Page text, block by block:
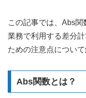
この記事では、Abs関
業務で利用する差分
ための注意点について
Abs関数とは？